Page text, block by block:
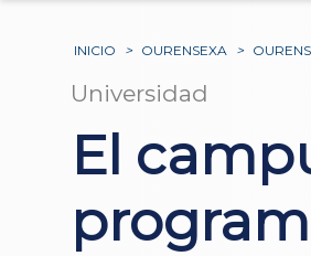
INICIO > OURENSEXA >
Universidad
El